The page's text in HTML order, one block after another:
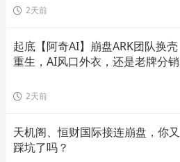
2天前
起底【阿奇AI】崩盘ARK团队换壳
重生，AI风口外衣，还是老牌分销
2天前
天机阁、恒财国际接连崩盘，你又
踩坑了吗？